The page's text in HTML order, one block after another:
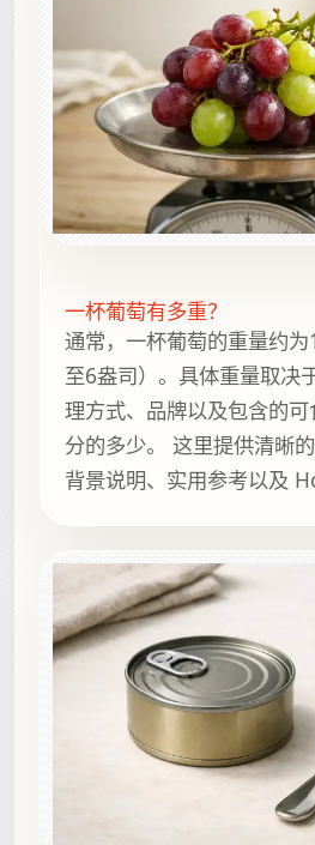
一杯葡萄有多重？
通常，一杯葡萄的重量约
至6盎司）。具体重量取决
理方式、品牌以及包含的
分的多少。 这里提供清晰
背景说明、实用参考以及